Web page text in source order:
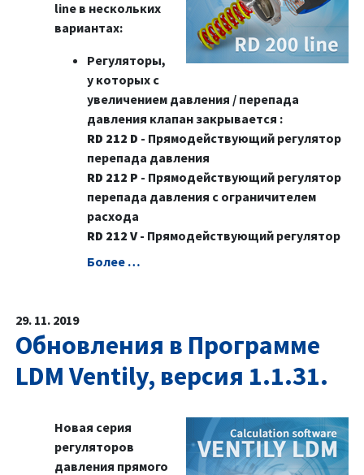
line в нескольких
вариантах:
Регуляторы,
у которых с
увеличением давления / перепада
давления клапан закрывается :
RD 212 D - Прямодействующий регулятор
перепада давления
RD 212 P - Прямодействующий регулятор
перепада давления с ограничителем
расхода
RD 212 V- Прямодействующий регулятор
Болeе …
29. 11. 2019
Обновления в Программе
LDM Ventily, версия 1.1.31.
Новая серия
регуляторов
давления прямого